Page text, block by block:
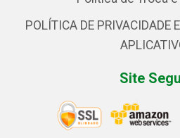
POLÍTICA DE PRIVACIDADE
Site